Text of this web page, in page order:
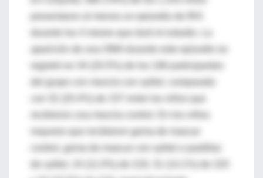
aparición de una OMA durante este episodio se
registró en 34 (20.5%) de los 166 participantes
del grupo con mezcla con xylitol, comparado
mayores que recibieron goma de mascar
control, goma de mascar con xylitol o pastillas